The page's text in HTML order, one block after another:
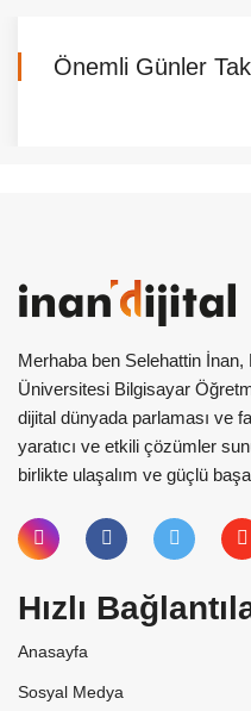
Önemli Günler
Merhaba ben Selehattin
Üniversitesi Bilgisayar
dijital dünyada parlaması ve
yaratıcı ve etkili çözümler
birlikte ulaşalım ve güçlü
Hızlı
Anasayfa
Sosyal Medya